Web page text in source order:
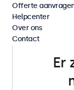
7 inch touchscreens
Er
Offerte
Helpcenter
Over ons
Contact